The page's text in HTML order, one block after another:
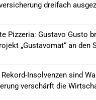
dreifach
Pizzeria: Gustavo Gusto
„Gustavomat“ an den
Insolvenzen sind
verschärft die